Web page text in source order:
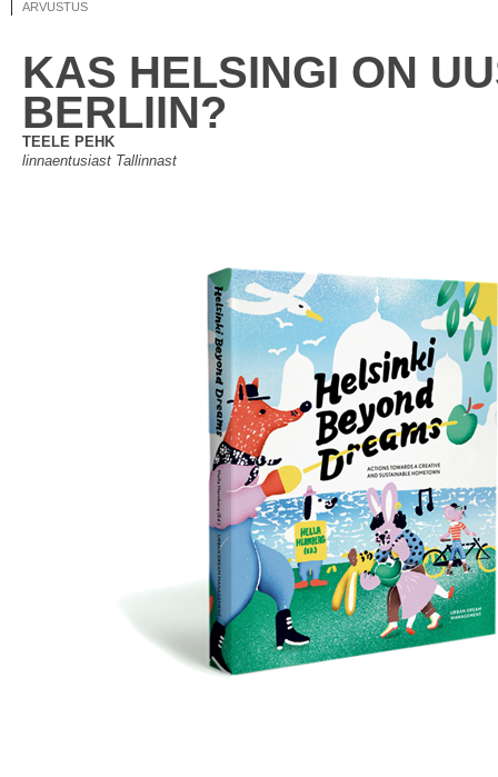
ARVUSTUS
KAS HELSINGI ON
BERLIIN?
TEELE PEHK
linnaentusiast Tallinnast